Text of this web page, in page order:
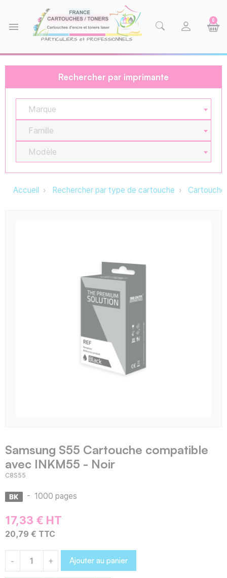
menu
0
Rechercher par imprimante
Marque
Famille
Modèle
Accueil Rechercher par type de cartouche
Samsung S55 Cartouche compatible
avec INKM55 - Noir
C8S55
- 1000 pages
17,33 € HT
20,79 € TTC
- + Ajouter au panier